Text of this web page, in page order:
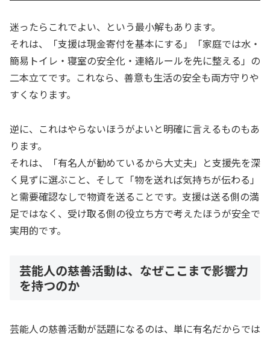
迷ったらこれでよい、という最小解もあります。
それは、「支援は現金寄付を基本にする」「家庭では水・
簡易トイレ・寝室の安全化・連絡ルールを先に整える」の
二本立てです。これなら、善意も生活の安全も両方守りや
すくなります。
逆に、これはやらないほうがよいと明確に言えるものもあ
ります。
それは、「有名人が勧めているから大丈夫」と支援先を深
く見ずに選ぶこと、そして「物を送れば気持ちが伝わる」
と需要確認なしで物資を送ることです。支援は送る側の満
足ではなく、受け取る側の役立ち方で考えたほうが安全で
実用的です。
芸能人の慈善活動は、なぜここまで影響力
を持つのか
芸能人の慈善活動が話題になるのは、単に有名だからでは